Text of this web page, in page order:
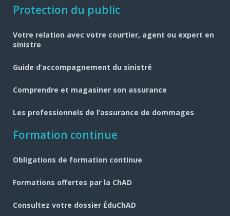
Navigation
pied
de
page
Protection du public
Votre relation avec votre courtier, agent ou expert en
sinistre
Guide d’accompagnement du sinistré
Comprendre et magasiner son assurance
Les professionnels de l’assurance de dommages
Formation continue
Obligations de formation continue
Formations offertes par la ChAD
Consultez votre dossier ÉduChAD